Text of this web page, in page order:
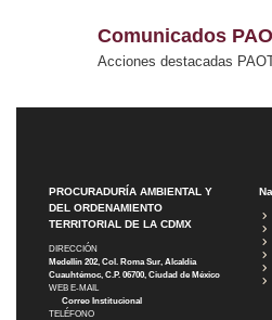
Comunicados
Acciones destacadas
PROCURADURÍA AMBIENTAL Y
DEL ORDENAMIENTO
TERRITORIAL DE LA CDMX
DIRECCIÓN
Medellín 202, Col. Roma Sur, Alcaldía
Cuauhtémoc, C.P. 06700, Ciudad de México
WEB E-MAIL
Correo Institucional
TELÉFONO